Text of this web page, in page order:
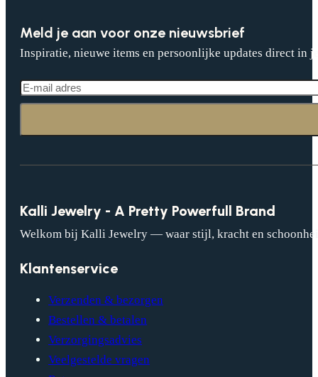
Meld je aan voor onze nieuwsbrief
Inspiratie, nieuwe items en persoonlijke updates direct in
Kalli Jewelry - A Pretty Powerfull Brand
Welkom bij Kalli Jewelry — waar stijl, kracht en
Klantenservice
Verzenden & bezorgen
Bestellen & betalen
Verzorgingsadvies
Veelgestelde vragen